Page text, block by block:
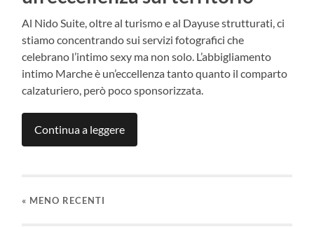
Al Nido Suite, oltre al turismo e al Dayuse strutturati, ci
stiamo concentrando sui servizi fotografici che
celebrano l’intimo sexy ma non solo. L’abbigliamento
intimo Marche è un’eccellenza tanto quanto il comparto
calzaturiero, però poco sponsorizzata.
Continua a leggere
« MENO RECENTI